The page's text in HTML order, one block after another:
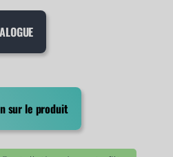
sur le produit